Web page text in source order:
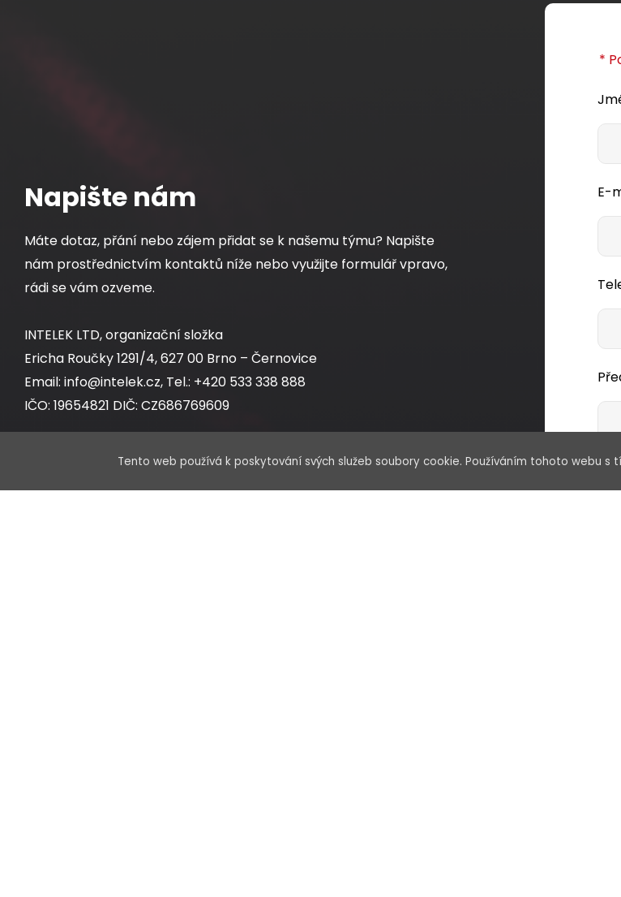
Napište nám
Máte dotaz, přání nebo zájem přidat se k našemu týmu? Napište
nám prostřednictvím kontaktů níže nebo využijte formulář vpravo,
rádi se vám ozveme.
INTELEK LTD, organizační složka
Ericha Roučky 1291/4, 627 00 Brno – Černovice
Email: info@intelek.cz, Tel.: +420 533 338 888
IČO: 19654821 DIČ: CZ686769609
*
E-
Tento web používá k poskytování svých služeb soubory cookie. Používáním tohoto webu s